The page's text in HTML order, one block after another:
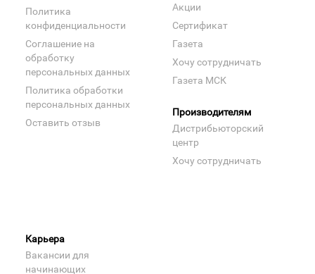
Политика
конфиденциальности
Соглашение на
обработку
персональных данных
Политика обработки
персональных данных
Оставить отзыв
Акции
Сертификат
Газета
Хочу сотрудничать
Газета МСК
Производителям
Дистрибьюторский
центр
Хочу сотрудничать
Карьера
Вакансии для
начинающих